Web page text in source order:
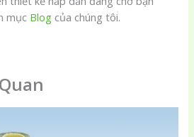
mục Blog của chúng tôi.